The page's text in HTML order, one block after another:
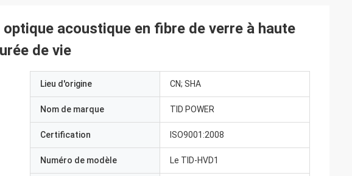
acoustique en fibre de verre à haute
de vie
Lieu d'origine CN; SHA
Nom de marque TID POWER
Certification ISO9001:2008
Numéro de modèle Le TID-HVD1